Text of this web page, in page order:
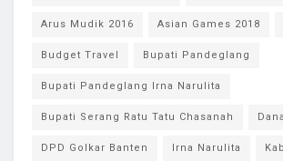
Arus Mudik 2016 Asian Games 2018
Budget Travel Bupati Pandeglang
Bupati Pandeglang Irna Narulita
Bupati Serang Ratu Tatu Chasanah
DPD Golkar Banten Irna Narulita